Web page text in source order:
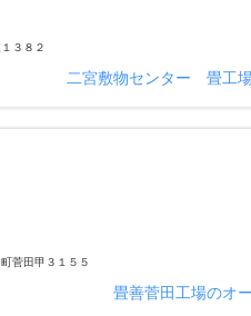
３８２
二宮敷物センター 畳工
菅田甲３１５５
畳善菅田工場のオ